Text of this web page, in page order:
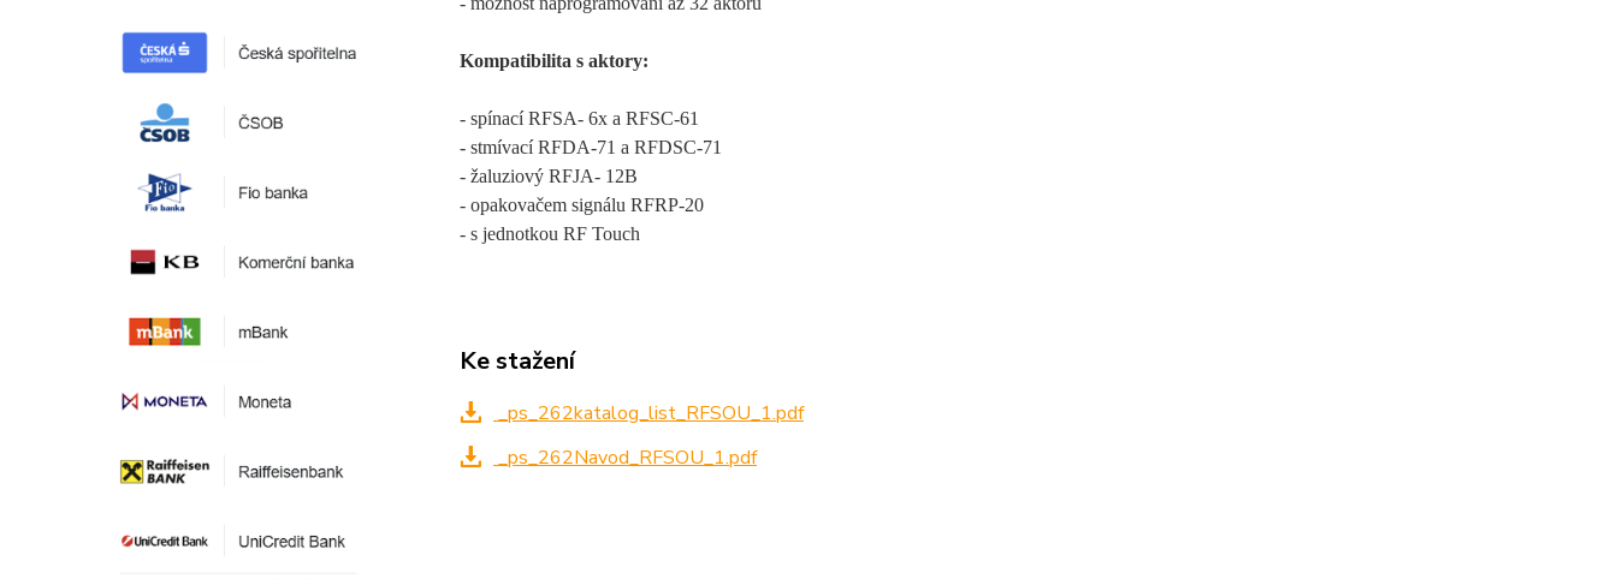
Kompatibilita s aktory:
- spínací RFSA- 6x a RFSC-61
- stmívací RFDA-71 a RFDSC-71
- žaluziový RFJA- 12B
- opakovačem signálu RFRP-20
- s jednotkou RF Touch
Ke stažení
_ps_262katalog_list_RFSOU_1.pdf
_ps_262Navod_RFSOU_1.pdf